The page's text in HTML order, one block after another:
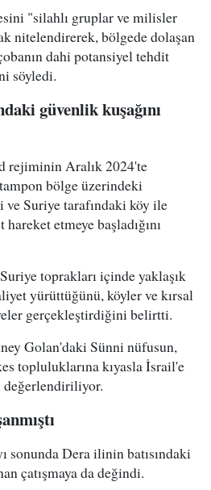
"silahlı gruplar ve milisler
nitelendirerek, bölgede dolaşan
dahi potansiyel tehdit
söyledi.
güvenlik kuşağını
rejiminin Aralık 2024'te
bölge üzerindeki
Suriye tarafındaki köy ile
etmeye başladığını
toprakları içinde yaklaşık
yürüttüğünü, köyler ve kırsal
gerçekleştirdiğini belirtti.
Golan'daki Sünni nüfusun,
topluluklarına kıyasla İsrail'e
değerlendiriliyor.
sonunda Dera ilinin batısındaki
çatışmaya da değindi.